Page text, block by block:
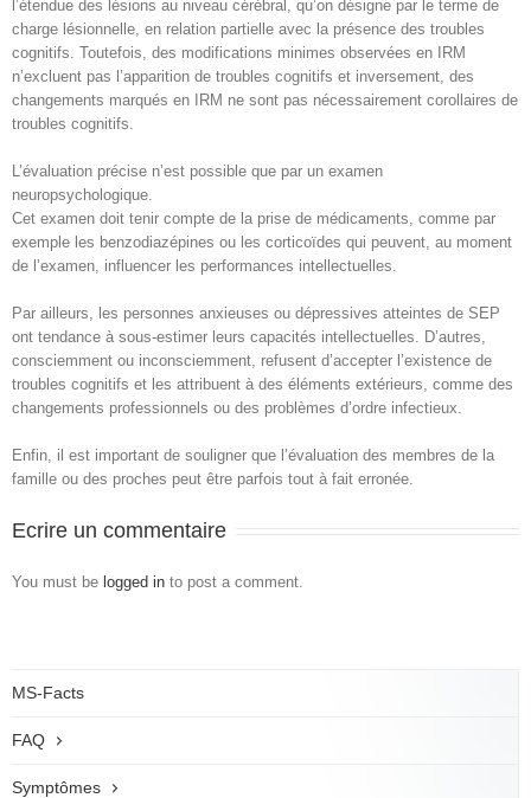
l’étendue des lésions au niveau cérébral, qu’on désigne par le terme de
charge lésionnelle, en relation partielle avec la présence des troubles
cognitifs. Toutefois, des modifications minimes observées en IRM
n’excluent pas l’apparition de troubles cognitifs et inversement, des
changements marqués en IRM ne sont pas nécessairement corollaires de
troubles cognitifs.
L’évaluation précise n’est possible que par un examen
neuropsychologique.
Cet examen doit tenir compte de la prise de médicaments, comme par
exemple les benzodiazépines ou les corticoïdes qui peuvent, au moment
de l’examen, influencer les performances intellectuelles.
Par ailleurs, les personnes anxieuses ou dépressives atteintes de SEP
ont tendance à sous-estimer leurs capacités intellectuelles. D’autres,
consciemment ou inconsciemment, refusent d’accepter l’existence de
troubles cognitifs et les attribuent à des éléments extérieurs, comme des
changements professionnels ou des problèmes d’ordre infectieux.
Enfin, il est important de souligner que l’évaluation des membres de la
famille ou des proches peut être parfois tout à fait erronée.
Ecrire un commentaire
You must be logged in to post a comment.
MS-Facts
FAQ
Symptômes